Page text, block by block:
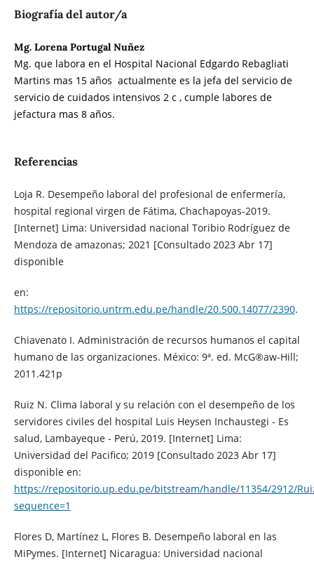
Biografía del autor/a
Mg. Lorena Portugal Nuñez
Mg. que labora en el Hospital Nacional Edgardo Rebagliati
Martins mas 15 años actualmente es la jefa del servicio de
servicio de cuidados intensivos 2 c , cumple labores de
jefactura mas 8 años.
Referencias
Loja R. Desempeño laboral del profesional de enfermería,
hospital regional virgen de Fátima, Chachapoyas-2019.
[Internet] Lima: Universidad nacional Toribio Rodríguez de
Mendoza de amazonas; 2021 [Consultado 2023 Abr 17]
disponible
en:
https://repositorio.untrm.edu.pe/handle/20.500.14077/2390.
Chiavenato I. Administración de recursos humanos el capital
humano de las organizaciones. México: 9ª. ed. McG®aw-Hill;
2011.421p
Ruiz N. Clima laboral y su relación con el desempeño de los
servidores civiles del hospital Luis Heysen Inchaustegi - Es
salud, Lambayeque - Perú, 2019. [Internet] Lima:
Universidad del Pacifico; 2019 [Consultado 2023 Abr 17]
disponible en:
https://repositorio.up.edu.pe/bitstream/handle/11354/2912/
sequence=1
Flores D, Martínez L, Flores B. Desempeño laboral en las
MiPymes. [Internet] Nicaragua: Universidad nacional